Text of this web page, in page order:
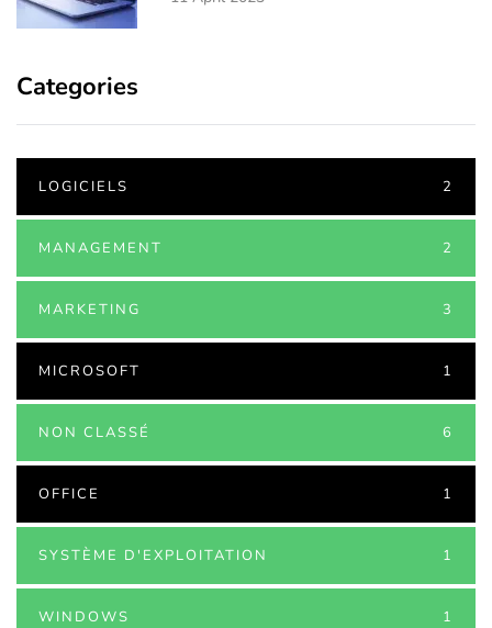
Categories
LOGICIELS 2
MANAGEMENT 2
MARKETING 3
MICROSOFT 1
NON CLASSÉ 6
OFFICE 1
SYSTÈME D'EXPLOITATION 1
WINDOWS 1